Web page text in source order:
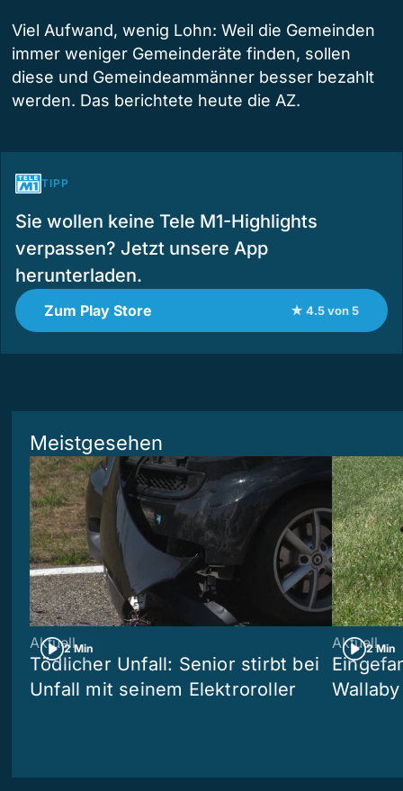
Viel Aufwand, wenig Lohn: Weil die Gemeinden
immer weniger Gemeinderäte finden, sollen
diese und Gemeindeammänner besser bezahlt
werden. Das berichtete heute die AZ.
TIPP
Sie wollen keine Tele M1-Highlights
verpassen? Jetzt unsere App
herunterladen.
Zum Play Store ★ 4.5 von 5
Meistgesehen
2 Min
Aktuell
Tödlicher Unfall: Senior stirbt bei
Unfall mit seinem Elektroroller
2 Min
Aktuell